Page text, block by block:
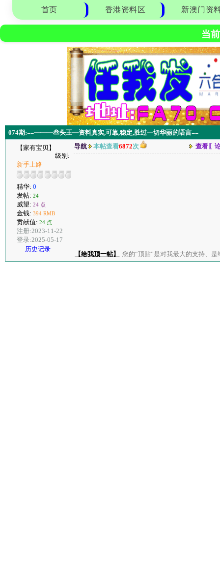
首页 香港资料区 新澳门资
当
074期:==━━━叁头王━资料真实,可靠,稳定,胜过一切华丽的语言==
【家有宝贝】
级别:
新手上路
精华: 0
发帖: 24
威望: 24 点
金钱: 394 RMB
贡献值: 24 点
注册:2023-11-22
登录:2025-05-17
历史记录
导航 本帖查看6872次 查看〖
【给我顶一帖】 您的“顶贴”是对我最大的支持、